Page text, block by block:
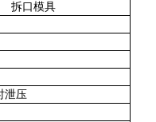
拆口模具
泄压